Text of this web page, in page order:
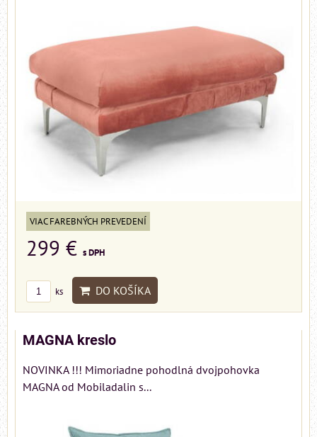
VIAC FAREBNÝCH PREVEDENÍ
299 € s DPH
ks DO KOŠÍKA
MAGNA kreslo
NOVINKA !!! Mimoriadne pohodlná dvojpohovka
MAGNA od Mobiladalin s...